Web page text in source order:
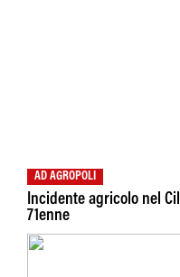
AD AGROPOLI
Incidente agricolo nel
71enne